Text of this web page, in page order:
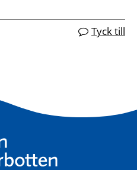
Tyck till